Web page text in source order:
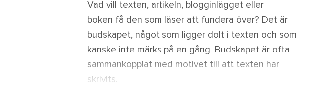
Vad vill texten, artikeln, blogginlägget eller
boken få den som läser att fundera över? Det är
budskapet, något som ligger dolt i texten och som
kanske inte märks på en gång. Budskapet är ofta
sammankopplat med motivet till att texten har
skrivits.